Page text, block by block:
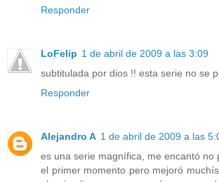
Responder
LoFelip 1 de abril de 2009 a las 3:09
subtitulada por dios !! esta serie no se
Responder
Alejandro A 1 de abril de 2009 a las
es una serie magnífica, me encantó no
el primer momento pero mejoró